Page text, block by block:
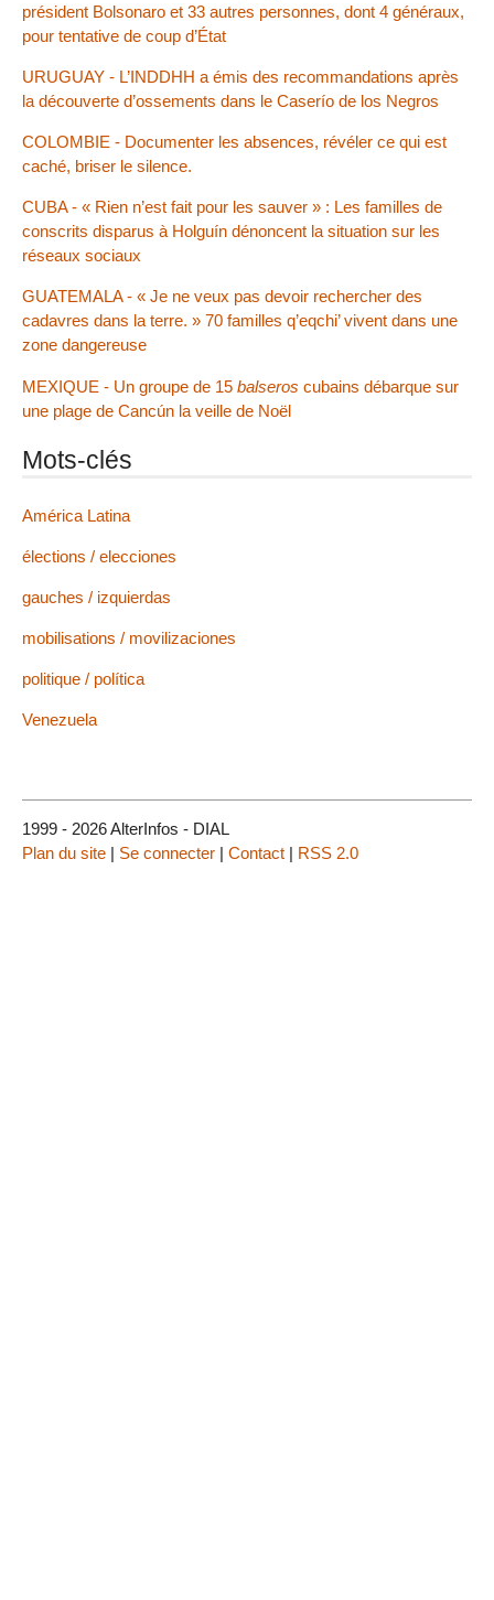
président Bolsonaro et 33 autres personnes, dont 4 généraux,
pour tentative de coup d’État
URUGUAY - L’INDDHH a émis des recommandations après
la découverte d’ossements dans le Caserío de los Negros
COLOMBIE - Documenter les absences, révéler ce qui est
caché, briser le silence.
CUBA - « Rien n’est fait pour les sauver » : Les familles de
conscrits disparus à Holguín dénoncent la situation sur les
réseaux sociaux
GUATEMALA - « Je ne veux pas devoir rechercher des
cadavres dans la terre. » 70 familles q’eqchi’ vivent dans une
zone dangereuse
MEXIQUE - Un groupe de 15 balseros cubains débarque sur
une plage de Cancún la veille de Noël
Mots-clés
América Latina
élections / elecciones
gauches / izquierdas
mobilisations / movilizaciones
politique / política
Venezuela
1999 - 2026 AlterInfos - DIAL
Plan du site | Se connecter | Contact | RSS 2.0